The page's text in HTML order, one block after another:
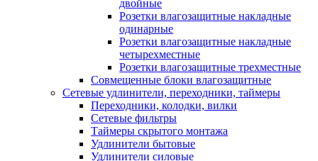
двойные
Розетки влагозащитные накладные
одинарные
Розетки влагозащитные накладные
четырехместные
Розетки влагозащитные трехместные
Совмещенные блоки влагозащитные
Сетевые удлинители, переходники, таймеры
Переходники, колодки, вилки
Сетевые фильтры
Таймеры скрытого монтажа
Удлинители бытовые
Удлинители силовые